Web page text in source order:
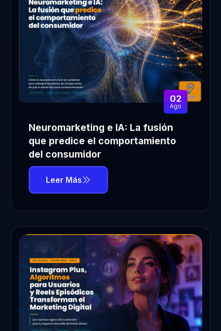
02
Ago
Neuromarketing e IA: La fusión
que predice el comportamiento
del consumidor
Leer Más